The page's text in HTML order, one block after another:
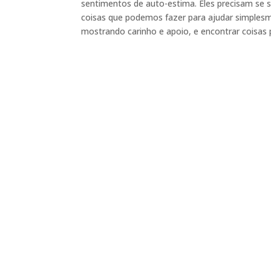
sentimentos de auto-estima. Eles precisam
coisas que podemos fazer para ajudar
mostrando carinho e apoio, e encontrar coisas